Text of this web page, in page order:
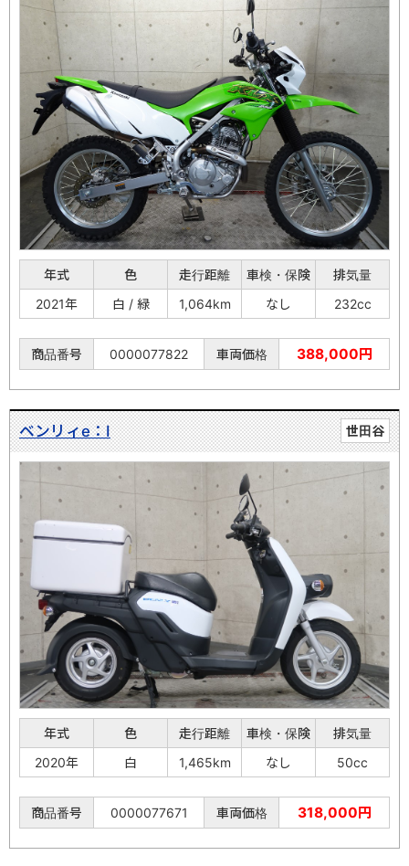
年式 色 走行距離 車検・保険
排気量
2021年
白 / 緑 1,064km なし 232cc
商品番号 0000077822 車両価格 388,000円
世田谷
ベンリィe：Ⅰ
年式 色 走行距離 車検・保険
排気量
2020年
白 1,465km なし 50cc
商品番号 0000077671 車両価格 318,000円